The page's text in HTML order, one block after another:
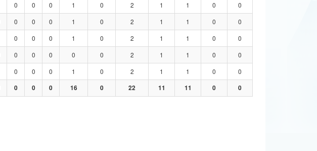
0 0 0 1 0 2 1 1 0
0
0 0 0 1 0 2 1 1 0
0
0 0 0 1 0 2 1 1 0
0
0 0 0 0 0 2 1 1 0
0
0 0 0 1 0 2 1 1 0
0
0 0 0 16 0 22 11 11 0 0